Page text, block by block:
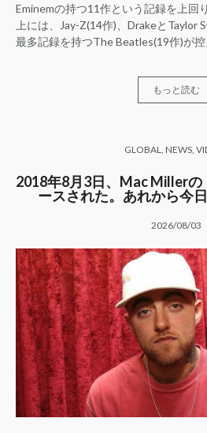
Eminemの持つ11作という記録を上回
上には、Jay-Z(14作)、DrakeとTaylor
最多記録を持つThe Beatles(19作)が控
もっと読む
GLOBAL, NEWS,
2018年8月3日、Mac Millerの
ースされた。あれから今
2026/08/03